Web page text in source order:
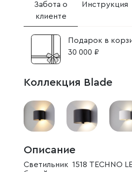
Забота о
клиенте
Инструкция
Подарок в
30 000 ₽
Коллекция Blade
Описание
Светильник 1518 TECHNO